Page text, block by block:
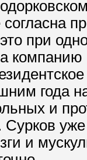
при
года
и
Сурков
и